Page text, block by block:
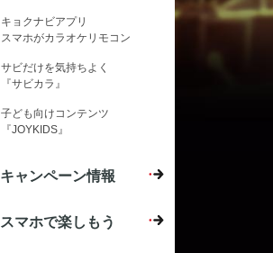
キョクナビアプリ
スマホがカラオケリモコン
サビだけを気持ちよく
『サビカラ』
子ども向けコンテンツ
『JOYKIDS』
キャンペーン情報
スマホで楽しもう